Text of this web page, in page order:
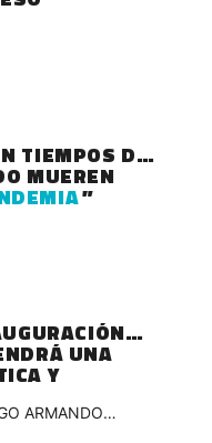
TIEMPOS DE
MUEREN
”
UNA
Y
ARMANDO